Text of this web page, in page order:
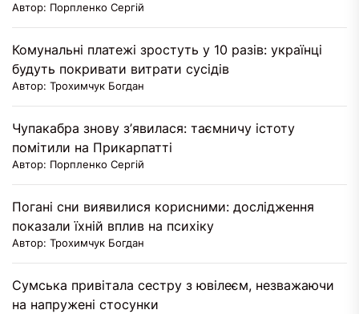
Автор: Порпленко Сергій
Комунальні платежі зростуть у 10 разів: українці
будуть покривати витрати сусідів
Автор: Трохимчук Богдан
Чупакабра знову з’явилася: таємничу істоту
помітили на Прикарпатті
Автор: Порпленко Сергій
Погані сни виявилися корисними: дослідження
показали їхній вплив на психіку
Автор: Трохимчук Богдан
Сумська привітала сестру з ювілеєм, незважаючи
на напружені стосунки